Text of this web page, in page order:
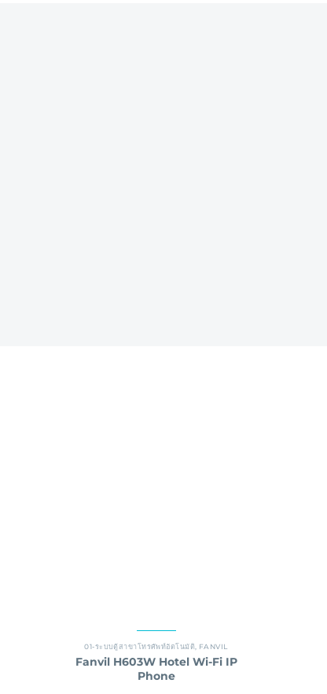
01-ระบบตู้สาขาโทรศัพท์อัตโนมัติ FANVIL
Fanvil H603W Hotel Wi-Fi IP
Phone